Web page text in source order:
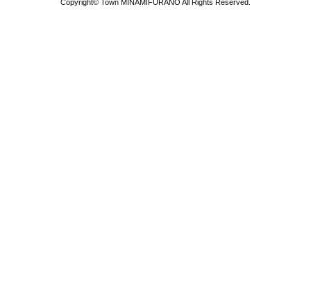
Copyright© Town MINAMIFURANO All Rights Reserved.